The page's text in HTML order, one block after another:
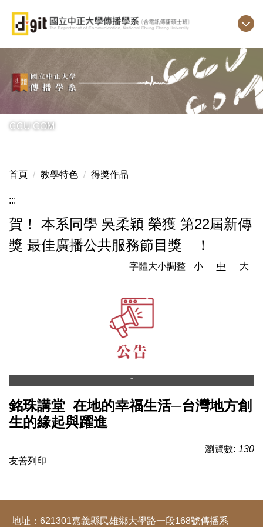
主
區
CCU COM
首頁 教學特色 得獎作品
:::
賀！ 本系同學 吳柔穎 榮獲 第22屆新傳
獎 最佳廣播公共服務節目獎 ！
字體大小調整 小 中 大
''
銘珠講堂_在地的幸福生活─台灣地方創
生的緣起與躍進
瀏覽數: 130
友善列印
地址：621301嘉義縣民雄鄉大學路一段168號傳播系